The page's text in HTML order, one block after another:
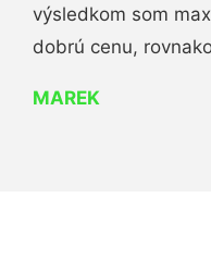
výsledkom som
dobrú cenu,
MAREK